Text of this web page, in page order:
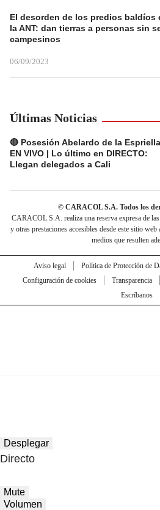
El desorden de los predios baldíos
la ANT: dan tierras a personas sin
campesinos
06/09/2023
Últimas Noticias
🔴 Posesión Abelardo de la
EN VIVO | Lo último en DIRECTO:
Llegan delegados a Cali
© CARACOL S.A. Todos los
CARACOL S.A. realiza una reserva expresa de
y otras prestaciones accesibles desde este sitio
medios que resulten
Aviso legal Política de Protección de
Configuración de cookies
Transparencia
Escríbanos
Desplegar
Directo
Mute
Volumen